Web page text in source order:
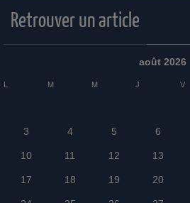
Retrouver un article
août 2026
L M M J V
3 4 5 6
10 11 12 13
17 18 19 20